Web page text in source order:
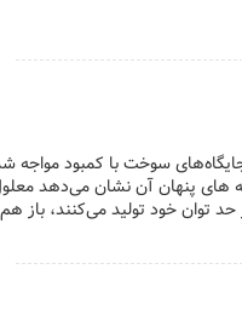
سوخت با کمبود مواجه
های پنهان آن نشان می‌دهد
حد توان خود تولید می‌کنند،